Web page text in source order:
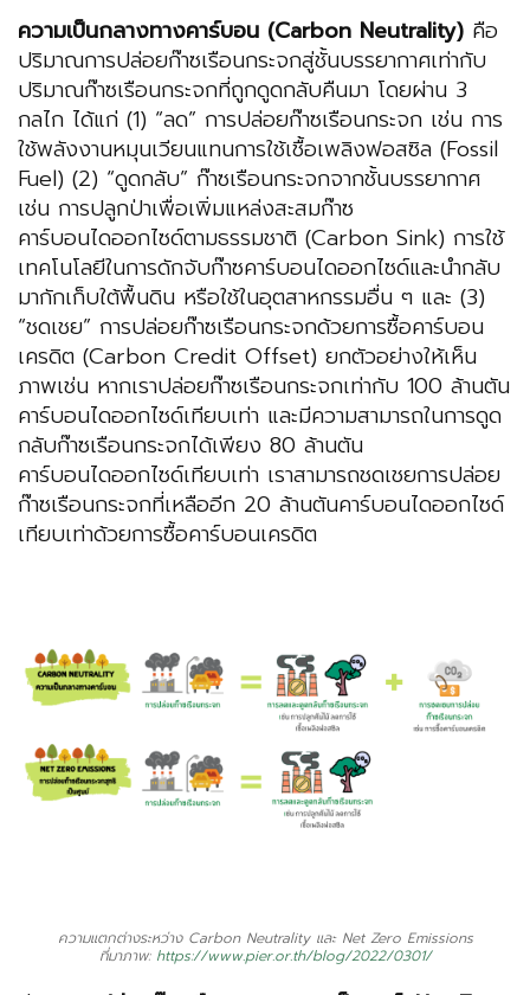
ความเป็นกลางทางคาร์บอน (Carbon Neutrality) คือ
ปริมาณการปล่อยก๊าซเรือนกระจกสู่ชั้นบรรยากาศเท่ากับ
ปริมาณก๊าซเรือนกระจกที่ถูกดูดกลับคืนมา โดยผ่าน 3
กลไก ได้แก่ (1) “ลด” การปล่อยก๊าซเรือนกระจก เช่น การ
ใช้พลังงานหมุนเวียนแทนการใช้เชื้อเพลิงฟอสซิล (Fossil
Fuel) (2) “ดูดกลับ” ก๊าซเรือนกระจกจากชั้นบรรยากาศ
เช่น การปลูกป่าเพื่อเพิ่มแหล่งสะสมก๊าซ
คาร์บอนไดออกไซด์ตามธรรมชาติ (Carbon Sink) การใช้
เทคโนโลยีในการดักจับก๊าซคาร์บอนไดออกไซด์และนำกลับ
มากักเก็บใต้พื้นดิน หรือใช้ในอุตสาหกรรมอื่น ๆ และ (3)
“ชดเชย” การปล่อยก๊าซเรือนกระจกด้วยการซื้อคาร์บอน
เครดิต (Carbon Credit Offset) ยกตัวอย่างให้เห็น
ภาพเช่น หากเราปล่อยก๊าซเรือนกระจกเท่ากับ 100 ล้านตัน
คาร์บอนไดออกไซด์เทียบเท่า และมีความสามารถในการดูด
กลับก๊าซเรือนกระจกได้เพียง 80 ล้านตัน
คาร์บอนไดออกไซด์เทียบเท่า เราสามารถชดเชยการปล่อย
ก๊าซเรือนกระจกที่เหลืออีก 20 ล้านตันคาร์บอนไดออกไซด์
เทียบเท่าด้วยการซื้อคาร์บอนเครดิต
ความแตกต่างระหว่าง Carbon Neutrality และ Net Zero Emissions
ที่มาภาพ: https://www.pier.or.th/blog/2022/0301/